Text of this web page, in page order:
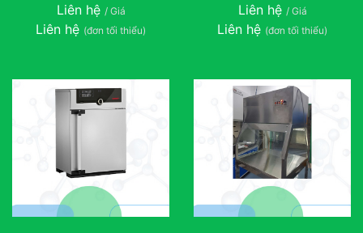
Liên hệ / Giá
Liên hệ (đơn tối thiểu)
Liên hệ / Giá
Liên hệ (đơn tối thiểu)